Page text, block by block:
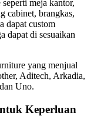
meja kantor,
cabinet, brangkas,
dapat custom
dapat di sesuaikan
yang menjual
Aditech, Arkadia,
Uno.
Keperluan